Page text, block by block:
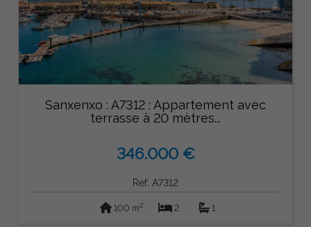
Sanxenxo : A7312 : Appartement avec
terrasse à 20 mètres...
346.000 €
Ref: A7312
100 m2 2 1